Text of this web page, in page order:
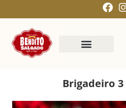
Brigadeiro